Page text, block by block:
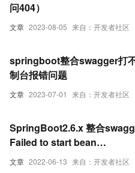
文章 2023-08-05 来自：开发者社区
问404）
文章 2023-07-01 来自：开发者社区
springboot整合swagger打
制台报错问题
文章 2022-06-13 来自：开发者社区
SpringBoot2.6.x 整合
Failed to start bean